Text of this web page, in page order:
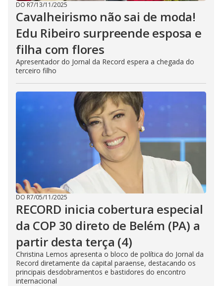
DO R7/13/11/2025
Cavalheirismo não sai de moda!
Edu Ribeiro surpreende esposa e
filha com flores
Apresentador do Jornal da Record espera a chegada do
terceiro filho
DO R7/05/11/2025
RECORD inicia cobertura especial
da COP 30 direto de Belém (PA) a
partir desta terça (4)
Christina Lemos apresenta o bloco de política do Jornal da
Record diretamente da capital paraense, destacando os
principais desdobramentos e bastidores do encontro
internacional